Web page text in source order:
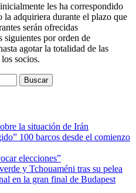
les ha correspondido
la adquiriera durante el plazo que
serán ofrecidas
siguientes por orden de
agotar la totalidad de las
socios.
la situación de Irán
100 barcos desde el comienzo
elecciones”
y Tchouaméni tras su pelea
en la gran final de Budapest